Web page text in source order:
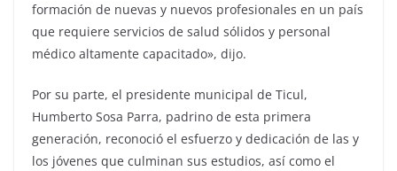
formación de nuevas y nuevos profesionales en un país
que requiere servicios de salud sólidos y personal
médico altamente capacitado», dijo.
Por su parte, el presidente municipal de Ticul,
Humberto Sosa Parra, padrino de esta primera
generación, reconoció el esfuerzo y dedicación de las y
los jóvenes que culminan sus estudios, así como el